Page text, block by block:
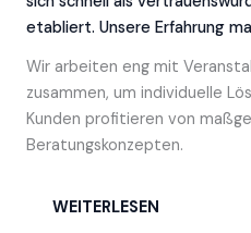
etabliert. Unsere Erfahrung
Wir arbeiten eng mit
zusammen, um individuelle
Kunden profitieren von
Beratungskonzepten.
WEITERLESEN